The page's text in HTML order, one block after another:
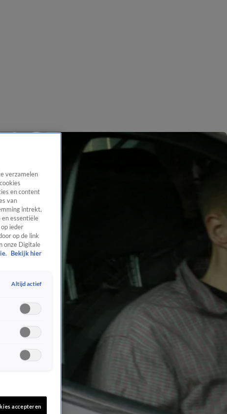
verzamelen
en content
van
intrekt,
essentiële
ieder
op de link
onze Digitale
Bekijk hier
Altijd actief
accepteren